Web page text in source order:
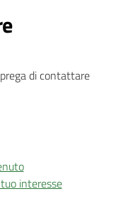
di contattare
interesse